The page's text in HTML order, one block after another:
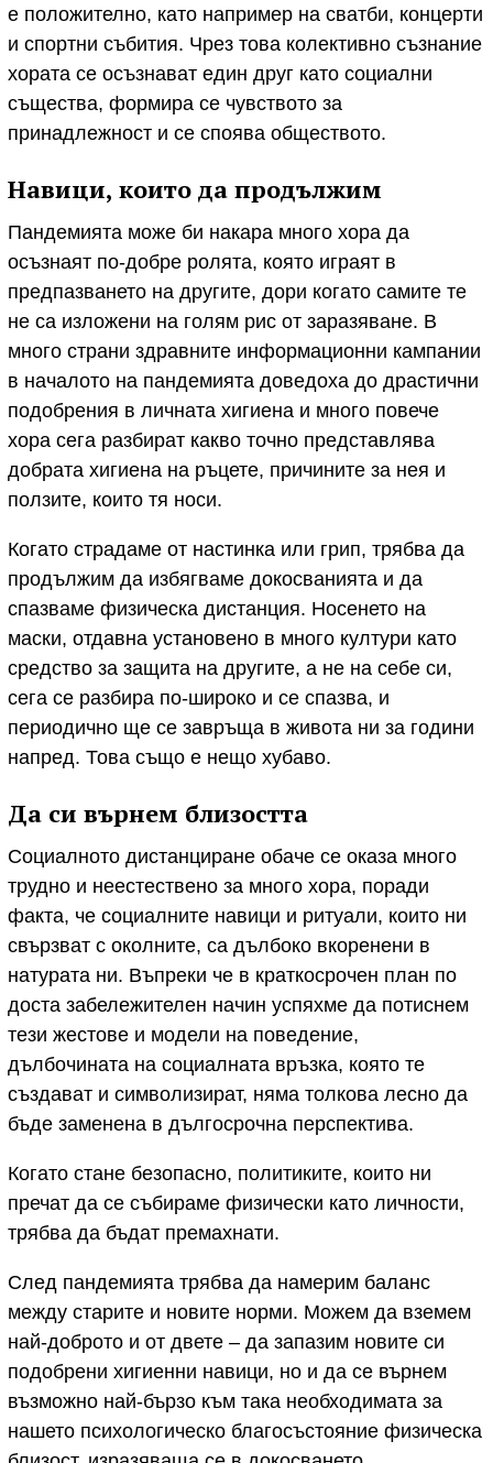
е положително, като например на сватби, концерти
и спортни събития. Чрез това колективно съзнание
хората се осъзнават един друг като социални
същества, формира се чувството за
принадлежност и се споява обществото.
Навици, които да продължим
Пандемията може би накара много хора да
осъзнаят по-добре ролята, която играят в
предпазването на другите, дори когато самите те
не са изложени на голям рис от заразяване. В
много страни здравните информационни кампании
в началото на пандемията доведоха до драстични
подобрения в личната хигиена и много повече
хора сега разбират какво точно представлява
добрата хигиена на ръцете, причините за нея и
ползите, които тя носи.
Когато страдаме от настинка или грип, трябва да
продължим да избягваме докосванията и да
спазваме физическа дистанция. Носенето на
маски, отдавна установено в много култури като
средство за защита на другите, а не на себе си,
сега се разбира по-широко и се спазва, и
периодично ще се завръща в живота ни за години
напред. Това също е нещо хубаво.
Да си върнем близостта
Социалното дистанциране обаче се оказа много
трудно и неестествено за много хора, поради
факта, че социалните навици и ритуали, които ни
свързват с околните, са дълбоко вкоренени в
натурата ни. Въпреки че в краткосрочен план по
доста забележителен начин успяхме да потиснем
тези жестове и модели на поведение,
дълбочината на социалната връзка, която те
създават и символизират, няма толкова лесно да
бъде заменена в дългосрочна перспектива.
Когато стане безопасно, политиките, които ни
пречат да се събираме физически като личности,
трябва да бъдат премахнати.
След пандемията трябва да намерим баланс
между старите и новите норми. Можем да вземем
най-доброто и от двете – да запазим новите си
подобрени хигиенни навици, но и да се върнем
възможно най-бързо към така необходимата за
нашето психологическо благосъстояние физическа